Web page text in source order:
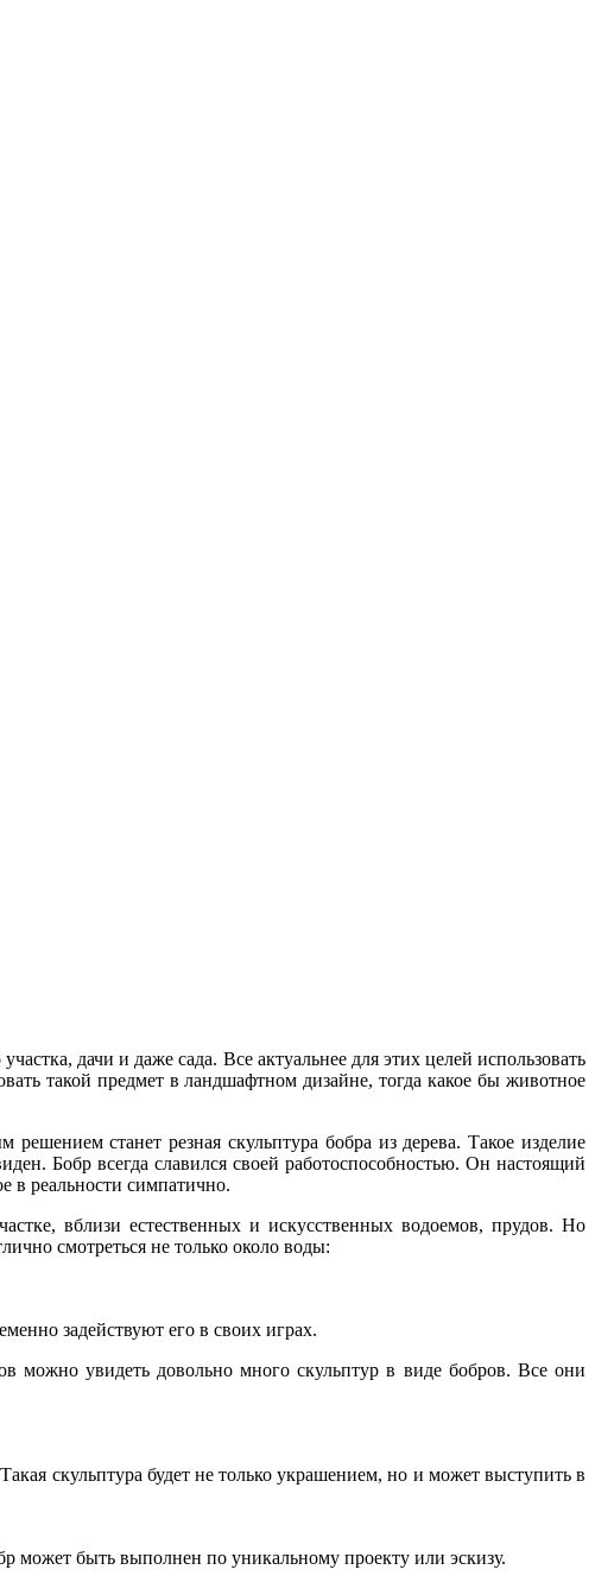
дачи и даже сада. Все актуальнее для этих целей использовать
такой предмет в ландшафтном дизайне, тогда какое бы животное
станет резная скульптура бобра из дерева. Такое изделие
Бобр всегда славился своей работоспособностью. Он настоящий
в реальности симпатично.
вблизи естественных и искусственных водоемов, прудов. Но
смотреться не только около воды:
задействуют его в своих играх.
можно увидеть довольно много скульптур в виде бобров. Все они
скульптура будет не только украшением, но и может выступить в
может быть выполнен по уникальному проекту или эскизу.